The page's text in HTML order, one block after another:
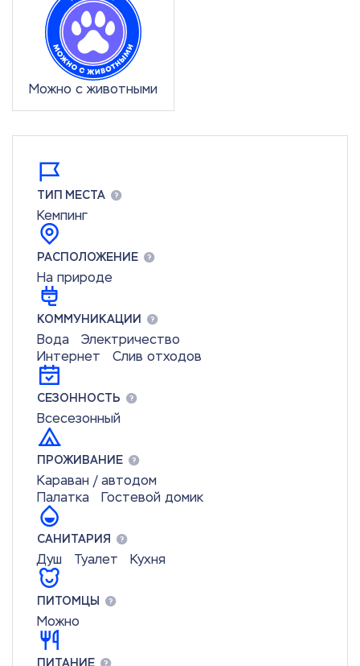
Можно с животными
ТИП МЕСТА
Кемпинг
РАСПОЛОЖЕНИЕ
На природе
КОММУНИКАЦИИ
Вода
Электричество
Интернет
Слив отходов
СЕЗОННОСТЬ
Всесезонный
ПРОЖИВАНИЕ
Караван / автодом
Палатка
Гостевой домик
САНИТАРИЯ
Душ Туалет Кухня
ПИТОМЦЫ
Можно
ПИТАНИЕ